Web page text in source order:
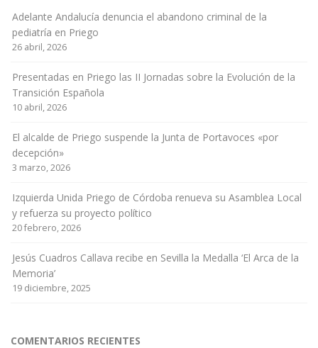
Adelante Andalucía denuncia el abandono criminal de la
pediatría en Priego
26 abril, 2026
Presentadas en Priego las II Jornadas sobre la Evolución de la
Transición Española
10 abril, 2026
El alcalde de Priego suspende la Junta de Portavoces «por
decepción»
3 marzo, 2026
Izquierda Unida Priego de Córdoba renueva su Asamblea Local
y refuerza su proyecto político
20 febrero, 2026
Jesús Cuadros Callava recibe en Sevilla la Medalla ‘El Arca de la
Memoria’
19 diciembre, 2025
COMENTARIOS RECIENTES